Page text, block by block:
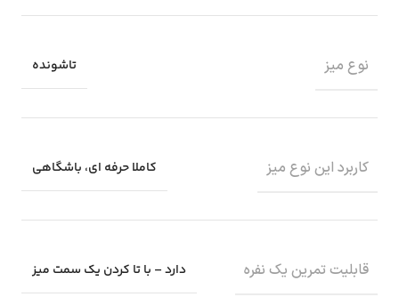
نوع میز تاشونده
کاربرد این نوع میز کاملا حرفه ای، باشگاهی
قابلیت تمرین یک نفره دارد – با تا کردن یک سمت میز